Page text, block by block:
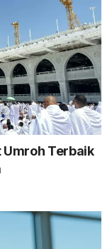
Umroh Terbaik